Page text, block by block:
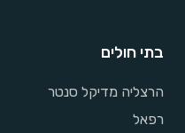
בתי חולים
הרצליה מדיקל סנטר
רפאל